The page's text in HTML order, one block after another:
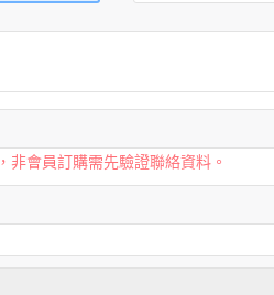
非會員訂購需先驗證聯絡資料。